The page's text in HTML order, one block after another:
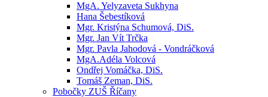
MgA. Yelyzaveta Sukhyna
Hana Šebestíková
Mgr. Kristýna Schumová, DiS.
Mgr. Jan Vít Trčka
Mgr. Pavla Jahodová - Vondráčková
MgA.Adéla Volcová
Ondřej Vomáčka, DiS.
Tomáš Zeman, DiS.
Pobočky ZUŠ Říčany